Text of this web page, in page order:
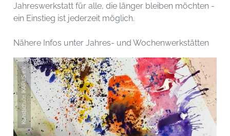
Jahreswerkstatt für alle, die länger bleiben möchten -
ein Einstieg ist jederzeit möglich.
Nähere Infos unter Jahres- und Wochenwerkstätten
Kunstschule IKARUS e.V.